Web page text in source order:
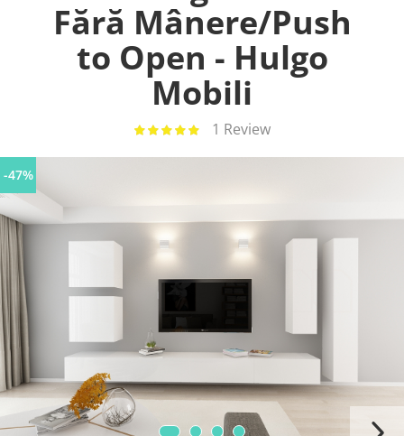
Fără Mânere/Push
to Open - Hulgo
Mobili
1 Review
-47%